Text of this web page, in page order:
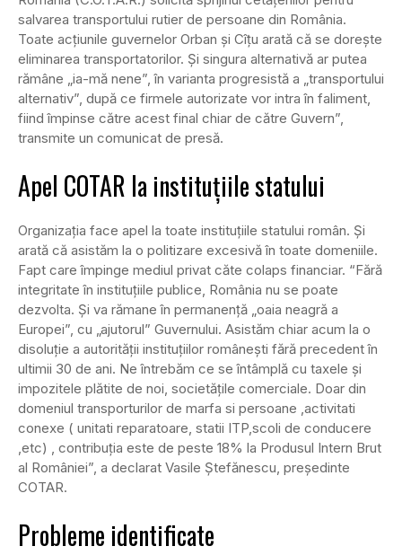
salvarea transportului rutier de persoane din România.
Toate acțiunile guvernelor Orban și Cîțu arată că se dorește
eliminarea transportatorilor. Și singura alternativă ar putea
rămâne „ia-mă nene”, în varianta progresistă a „transportului
alternativ”, după ce firmele autorizate vor intra în faliment,
fiind împinse către acest final chiar de către Guvern”,
transmite un comunicat de presă.
Apel COTAR la instituțiile statului
Organizația face apel la toate instituțiile statului român. Și
arată că asistăm la o politizare excesivă în toate domeniile.
Fapt care împinge mediul privat căte colaps financiar. “Fără
integritate în instituțiile publice, România nu se poate
dezvolta. Și va rămane în permanență „oaia neagră a
Europei”, cu „ajutorul” Guvernului. Asistăm chiar acum la o
disoluție a autorității instituțiilor românești fără precedent în
ultimii 30 de ani. Ne întrebăm ce se întâmplă cu taxele și
impozitele plătite de noi, societățile comerciale. Doar din
domeniul transporturilor de marfa si persoane ,activitati
conexe ( unitati reparatoare, statii ITP,scoli de conducere
,etc) , contribuția este de peste 18% la Produsul Intern Brut
al României”, a declarat Vasile Ștefănescu, președinte
COTAR.
Probleme identificate